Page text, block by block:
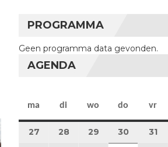
PROGRAMMA
Geen programma data gevonden.
AGENDA
ma maandag
di dinsdag
wo woensdag
do vr
27 27 juli 2026
28 28 juli 2026
29 29 juli 2026
3030 juli31